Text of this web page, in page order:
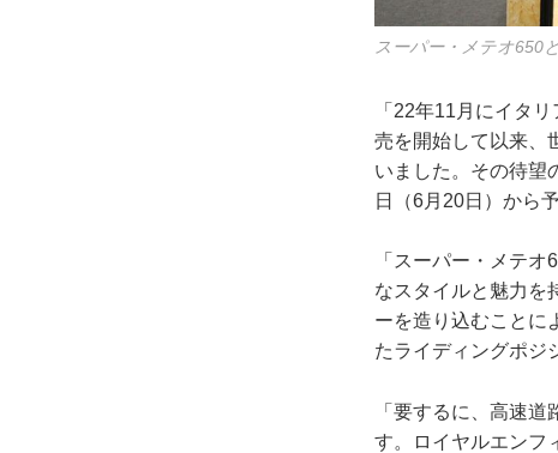
スーパー・メテオ650
「22年11月にイタ
売を開始して以来、
いました。その待望
日（6月20日）から
「スーパー・メテ
なスタイルと魅力を
ーを造り込むことに
たライディングポジ
「要するに、高速
す。ロイヤルエンフ